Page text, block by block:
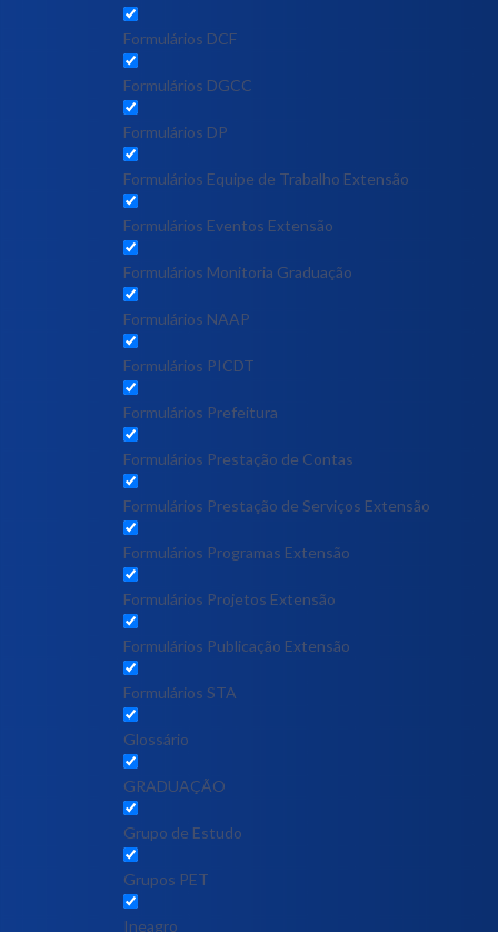
Formulários DCF
Formulários DGCC
Formulários DP
Formulários Equipe de Trabalho Extensão
Formulários Eventos Extensão
Formulários Monitoria Graduação
Formulários NAAP
Formulários PICDT
Formulários Prefeitura
Formulários Prestação de Contas
Formulários Prestação de Serviços Extensão
Formulários Programas Extensão
Formulários Projetos Extensão
Formulários Publicação Extensão
Formulários STA
Glossário
GRADUAÇÃO
Grupo de Estudo
Grupos PET
Ineagro